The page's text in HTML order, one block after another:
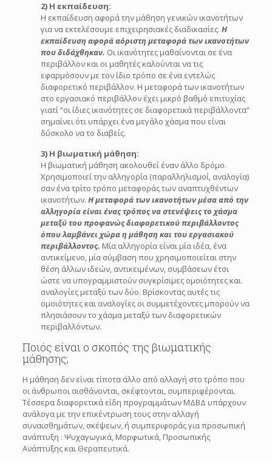
2) Η εκπαίδευση:
Η εκπαίδευση αφορά την μάθηση γενικών ικανοτήτων
για να εκτελέσουμε επιχειρησιακές διαδικασίες. Η
εκπαίδευση αφορά αόριστη μεταφορά των ικανοτήτων
που διδάχθηκαν. Οι ικανότητες μαθαίνονται σε ένα
περιβάλλον και οι μαθητές καλούνται να τις
εφαρμόσουν με τον ίδιο τρόπο σε ένα εντελώς
διαφορετικό περιβάλλον. Η μεταφορά των ικανοτήτων
στο εργασιακό περιβάλλον έχει μικρό βαθμό επιτυχίας
γιατί “οι ίδιες ικανότητες σε διαφορετικά περιβάλλοντα”
σημαίνει ότι υπάρχει ένα μεγάλο χάσμα που είναι
δύσκολο να το διαβείς.
3) Η βιωματική μάθηση:
Η βιωματική μάθηση ακολουθεί έναν άλλο δρόμο.
Χρησιμοποιεί την αλληγορία (παραλληλισμοί, αναλογία)
σαν ένα τρίτο τρόπο μεταφοράς των αναπτυχθέντων
ικανοτήτων. Η μεταφορά των ικανοτήτων μέσα από την
αλληγορία είναι ένας τρόπος να στενέψεις το χάσμα
μεταξύ του προφανώς διαφορετικού περιβάλλοντος
όπου λαμβάνει χώρα η μάθηση και του εργασιακού
περιβάλλοντος. Μία αλληγορία είναι μία ιδέα, ένα
αντικείμενο, μία σύμβαση που χρησιμοποιείται στην
θέση άλλων ιδεών, αντικειμένων, συμβάσεων έτσι
ώστε να υπογραμμιστούν συγκρίσιμες ομοιότητες και
αναλογίες μεταξύ των δύο. Βρίσκοντας αυτές τις
ομοιότητες και αναλογίες οι συμμετέχοντες μπορούν να
πλησιάσουν το χάσμα μεταξύ των διαφορετικών
περιβαλλόντων.
Ποιός είναι ο σκοπός της βιωματικής
μάθησης;
Η μάθηση δεν είναι τίποτα άλλο από αλλαγή στο τρόπο που
οι άνθρωποι αισθάνονται, σκέφτονται, συμπεριφέρονται.
Τέσσερα διαφορετικά είδη προγραμμάτων ΜΔΒΔ υπάρχουν
ανάλογα με την επικέντρωση τους στην αλλαγή
συναισθημάτων, σκέψεων, ή συμπεριφοράς για προσωπική
ανάπτυξη : Ψυχαγωγικά, Μορφωτικά, Προσωπικής
Ανάπτυξης και Θεραπευτικά.